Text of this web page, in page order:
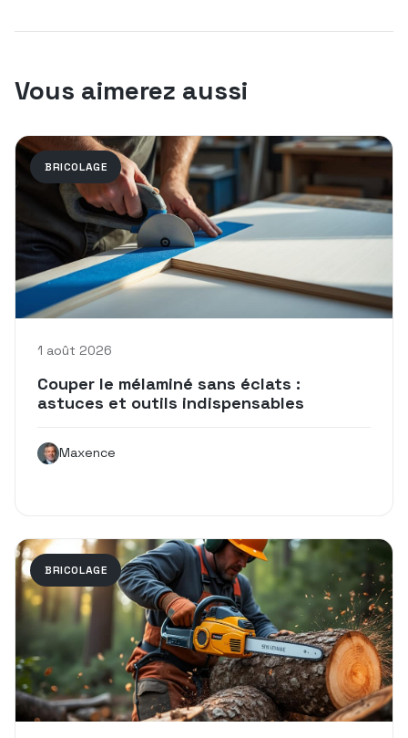
Vous aimerez aussi
BRICOLAGE
1 août 2026
Couper le mélaminé sans éclats :
astuces et outils indispensables
Maxence
BRICOLAGE